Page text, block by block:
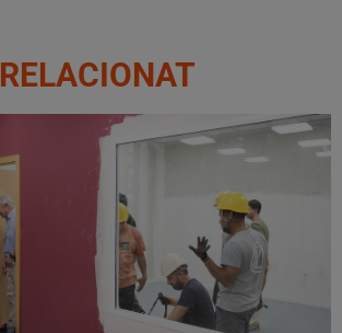
RELACIONAT